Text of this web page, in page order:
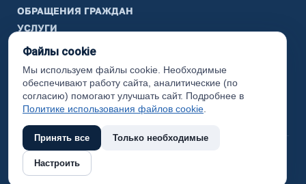
ОБРАЩЕНИЯ ГРАЖДАН
УСЛУГИ
ТИК
ИНФОРМАЦИЯ
Законодательная карта
Карта сайта
(с) 2017 Ханты-Мансийский район, официальный сайт
администрации
Файлы cookie
Мы используем файлы cookie. Необходимые
обеспечивают работу сайта, аналитические (по
согласию) помогают улучшать сайт. Подробнее в
Политике использования файлов cookie
Принять все Только необходимые
Настроить